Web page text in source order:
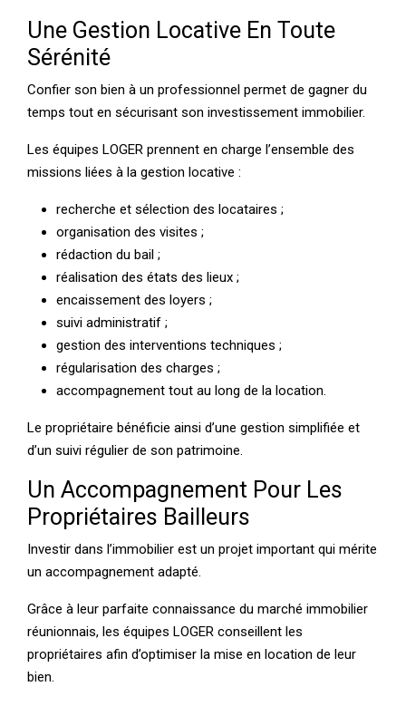
Une Gestion Locative En Toute
Sérénité
Confier son bien à un professionnel permet de gagner du
temps tout en sécurisant son investissement immobilier.
Les équipes LOGER prennent en charge l’ensemble des
missions liées à la gestion locative :
recherche et sélection des locataires ;
organisation des visites ;
rédaction du bail ;
réalisation des états des lieux ;
encaissement des loyers ;
suivi administratif ;
gestion des interventions techniques ;
régularisation des charges ;
accompagnement tout au long de la location.
Le propriétaire bénéficie ainsi d’une gestion simplifiée et
d’un suivi régulier de son patrimoine.
Un Accompagnement Pour Les
Propriétaires Bailleurs
Investir dans l’immobilier est un projet important qui mérite
un accompagnement adapté.
Grâce à leur parfaite connaissance du marché immobilier
réunionnais, les équipes LOGER conseillent les
propriétaires afin d’optimiser la mise en location de leur
bien.